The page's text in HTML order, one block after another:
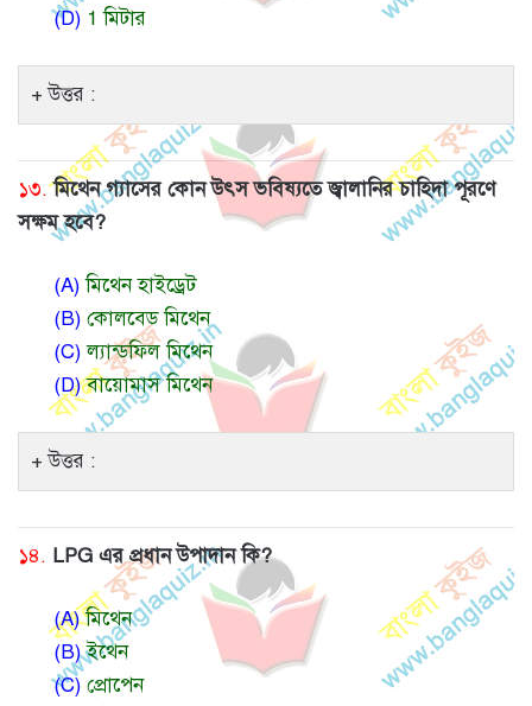
(D) 1 মিটার
উত্তর :
১৩. মিথেন গ্যাসের কোন উৎস ভবিষ্যতে জ্বালানির চাহিদা পূরণে
সক্ষম হবে?
(A)মিথেন হাইড্রেট
(B) কোলবেড মিথেন
(C)ল্যান্ডফিল মিথেন
(D)বায়োমাস মিথেন
উত্তর :
১৪. LPG এর প্রধান উপাদান কি?
(A)মিথেন
(B)ইথেন
(C) প্রোপেন